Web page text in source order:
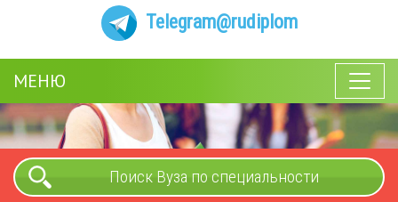
Telegram@rudiplom
МЕНЮ
Поиск Вуза по специальности